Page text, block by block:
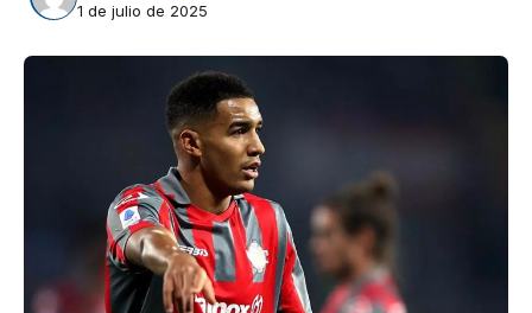
1 de julio de 2025